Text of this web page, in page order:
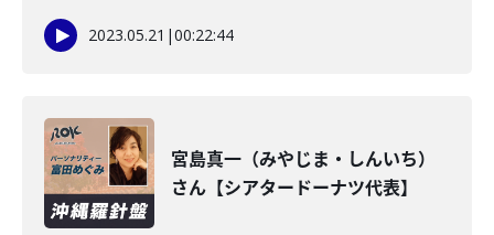
2023.05.21 |00:22:44
宮島真一（みやじま・しんいち）
さん【シアタードーナツ代表】